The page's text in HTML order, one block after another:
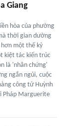
Giang
hòa của phường
thời gian dường
một thế kỷ
kiệt tác kiến trúc
là 'nhân chứng'
ngắn ngủi, cuộc
công tử Huỳnh
Pháp Marguerite